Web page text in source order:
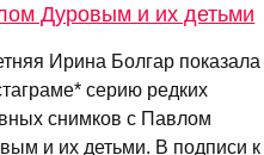
Дуровым и их детьми
Ирина Болгар показала
серию редких
снимков с Павлом
и их детьми. В подписи к